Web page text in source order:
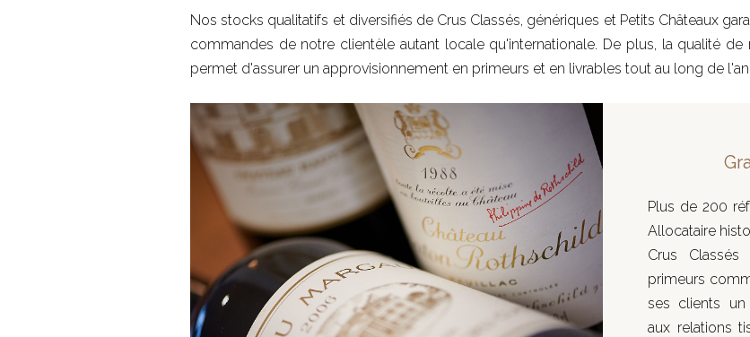
Nos stocks qualitatifs et diversifiés de Crus Classés, génériques et Petits Châteaux
commandes de notre clientèle autant locale qu'internationale. De plus, la qualité
permet d'assurer un approvisionnement en primeurs et en livrables tout au long de
Plus de 200
Allocataire
Crus
primeurs
ses clients un
aux relations